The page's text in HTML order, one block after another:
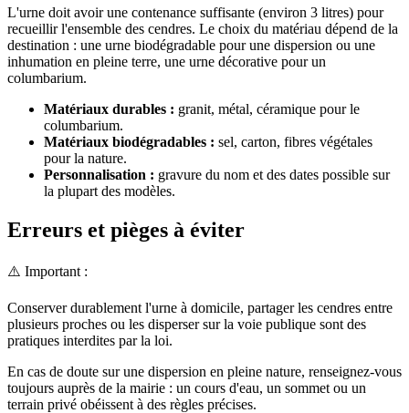
L'urne doit avoir une contenance suffisante (environ 3 litres) pour
recueillir l'ensemble des cendres. Le choix du matériau dépend de la
destination : une urne biodégradable pour une dispersion ou une
inhumation en pleine terre, une urne décorative pour un
columbarium.
Matériaux durables : granit, métal, céramique pour le
columbarium.
Matériaux biodégradables : sel, carton, fibres végétales
pour la nature.
Personnalisation : gravure du nom et des dates possible sur
la plupart des modèles.
Erreurs et pièges à éviter
⚠️ Important :
Conserver durablement l'urne à domicile, partager les cendres entre
plusieurs proches ou les disperser sur la voie publique sont des
pratiques interdites par la loi.
En cas de doute sur une dispersion en pleine nature, renseignez-vous
toujours auprès de la mairie : un cours d'eau, un sommet ou un
terrain privé obéissent à des règles précises.